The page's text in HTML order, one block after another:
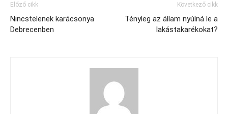
Előző cikk
Nincstelenek karácsonya
Debrecenben
Következő cikk
Tényleg az állam nyúlná le a
lakástakarékokat?